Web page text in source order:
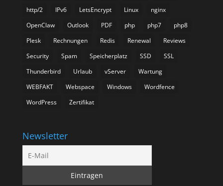
http/2
IPv6 LetsEncrypt Linux
nginx
OpenClaw
Outlook PDF php php7
php8
Plesk
Rechnungen Redis Renewal
Reviews
Security
Spam Speicherplatz SSD
SSL
Thunderbird
Urlaub vServer
Wartung
WEBFAKT
Webspace Windows
Wordfence
WordPress
Zertifikat
Newsletter